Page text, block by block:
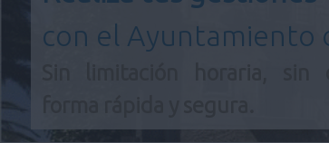
con el Ayuntamiento